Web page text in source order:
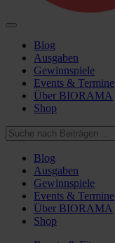
Blog
Ausgaben
Gewinnspiele
Events & Termine
Über BIORAMA
Shop
Blog
Ausgaben
Gewinnspiele
Events & Termine
Über BIORAMA
Shop